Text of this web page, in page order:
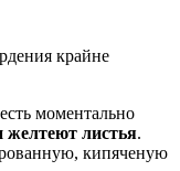
крайне
моментально
желтеют листья.
кипяченую